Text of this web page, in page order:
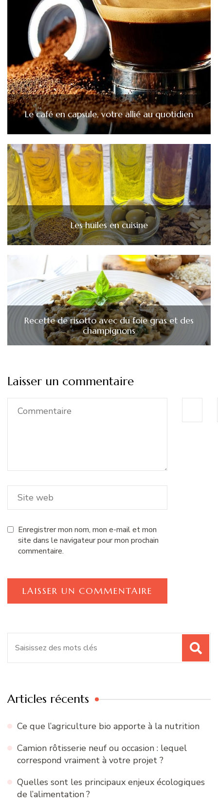
Le café en capsule, votre allié au quotidien
Les huiles en cuisine
Recette de risotto avec du foie gras et des
champignons
Laisser un commentaire
Enregistrer mon nom, mon e-mail et mon
site dans le navigateur pour mon prochain
commentaire.
Articles récents
Ce que l’agriculture bio apporte à la nutrition
Camion rôtisserie neuf ou occasion : lequel
correspond vraiment à votre projet ?
Quelles sont les principaux enjeux écologiques
de l’alimentation ?